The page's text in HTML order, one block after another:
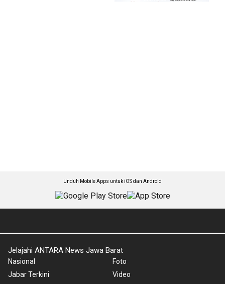
Unduh Mobile Apps untuk iOS dan Android
Jelajahi ANTARA News Jawa Barat
Nasional
Jabar Terkini
Foto
Video